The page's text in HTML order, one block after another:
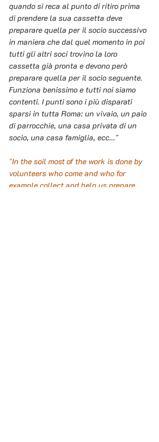
quando si reca al punto di ritiro prima
di prendere la sua cassetta deve
preparare quella per il socio successivo
in maniera che dal quel momento in poi
tutti gli altri soci trovino la loro
cassetta già pronta e devono però
preparare quella per il socio seguente.
Funziona benissimo e tutti noi siamo
contenti. I punti sono i più disparati
sparsi in tutta Roma: un vivaio, un paio
di parrocchie, una casa privata di un
socio, una casa famiglia, ecc..."
"In the soil most of the work is done by
volunteers who come and who for
example collect and help us prepare